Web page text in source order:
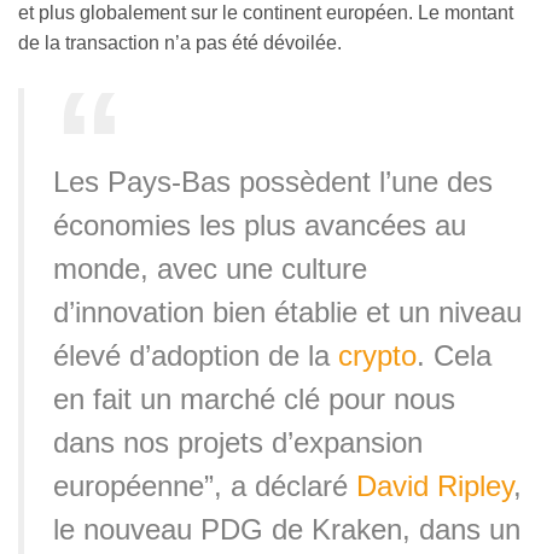
et plus globalement sur le continent européen. Le montant
de la transaction n’a pas été dévoilée.
Les Pays-Bas possèdent l’une des
économies les plus avancées au
monde, avec une culture
d’innovation bien établie et un niveau
élevé d’adoption de la crypto. Cela
en fait un marché clé pour nous
dans nos projets d’expansion
européenne”, a déclaré David Ripley,
le nouveau PDG de Kraken, dans un